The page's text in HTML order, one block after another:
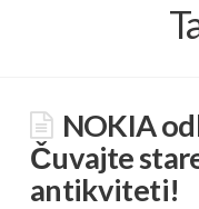
NOKIA
Čuvajte
antikviteti!